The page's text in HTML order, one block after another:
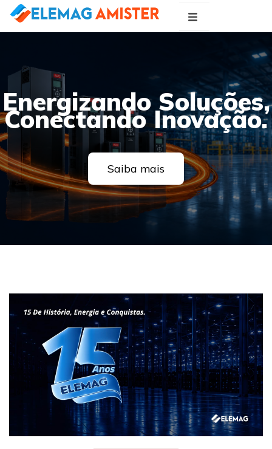
Energizando Soluções,
Conectando Inovação.
Saiba mais